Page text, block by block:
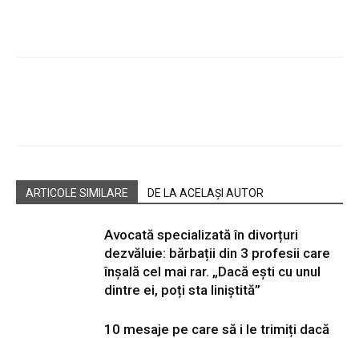
ARTICOLE SIMILARE DE LA ACELAȘI AUTOR
Avocată specializată în divorțuri
dezvăluie: bărbații din 3 profesii care
înșală cel mai rar. „Dacă ești cu unul
dintre ei, poți sta liniștită”
10 mesaje pe care să i le trimiți dacă